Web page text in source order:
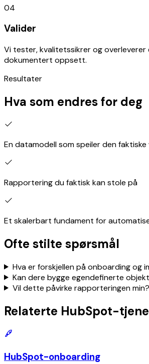
04
Valider
Vi tester, kvalitetssikrer og
dokumentert oppsett.
Resultater
Hva som endres for deg
En datamodell som speiler den
Rapportering du faktisk kan stole på
Et skalerbart fundament for
Ofte stilte spørsmål
Hva er forskjellen på onboarding og
Kan dere bygge egendefinerte
Vil dette påvirke rapporteringen min?
Relaterte HubSpot-
HubSpot-onboarding